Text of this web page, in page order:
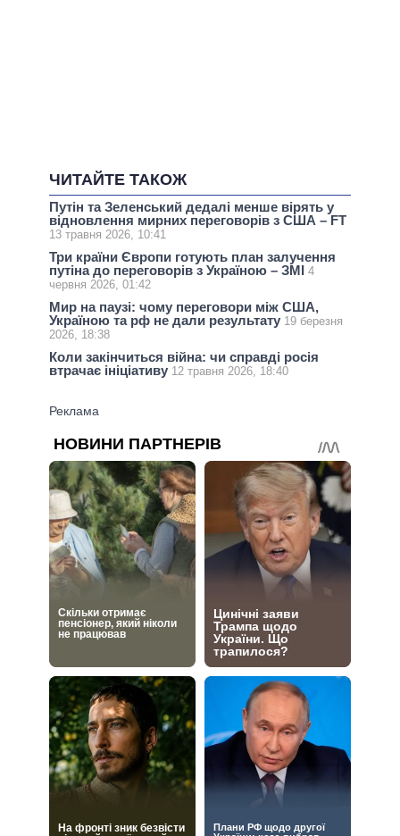
ЧИТАЙТЕ ТАКОЖ
Путін та Зеленський дедалі менше вірять у
відновлення мирних переговорів з США – FT
13 травня 2026, 10:41
Три країни Європи готують план залучення
путіна до переговорів з Україною – ЗМІ 4
червня 2026, 01:42
Мир на паузі: чому переговори між США,
Україною та рф не дали результату 19 березня
2026, 18:38
Коли закінчиться війна: чи справді росія
втрачає ініціативу 12 травня 2026, 18:40